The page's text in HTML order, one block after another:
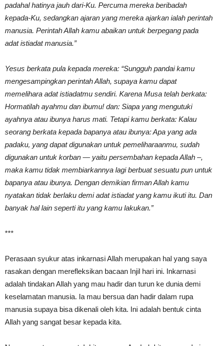
padahal hatinya jauh dari-Ku. Percuma mereka beribadah
kepada-Ku, sedangkan ajaran yang mereka ajarkan ialah perintah
manusia. Perintah Allah kamu abaikan untuk berpegang pada
adat istiadat manusia.”
Yesus berkata pula kepada mereka: “Sungguh pandai kamu
mengesampingkan perintah Allah, supaya kamu dapat
memelihara adat istiadatmu sendiri. Karena Musa telah berkata:
Hormatilah ayahmu dan ibumu! dan: Siapa yang mengutuki
ayahnya atau ibunya harus mati. Tetapi kamu berkata: Kalau
seorang berkata kepada bapanya atau ibunya: Apa yang ada
padaku, yang dapat digunakan untuk pemeliharaanmu, sudah
digunakan untuk korban — yaitu persembahan kepada Allah –,
maka kamu tidak membiarkannya lagi berbuat sesuatu pun untuk
bapanya atau ibunya. Dengan demikian firman Allah kamu
nyatakan tidak berlaku demi adat istiadat yang kamu ikuti itu. Dan
banyak hal lain seperti itu yang kamu lakukan.”
***
Perasaan syukur atas inkarnasi Allah merupakan hal yang saya
rasakan dengan merefleksikan bacaan Injil hari ini. Inkarnasi
adalah tindakan Allah yang mau hadir dan turun ke dunia demi
keselamatan manusia. Ia mau bersua dan hadir dalam rupa
manusia supaya bisa dikenali oleh kita. Ini adalah bentuk cinta
Allah yang sangat besar kepada kita.